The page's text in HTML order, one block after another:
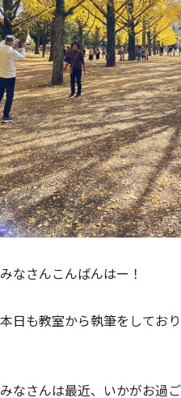
みなさんこんばんはー！
本日も教室から執筆をしており
みなさんは最近、いかがお過